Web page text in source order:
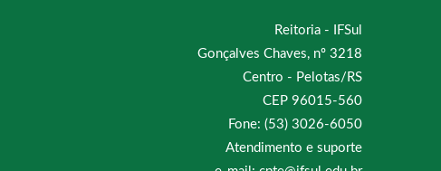
Reitoria - IFSul
Gonçalves Chaves, nº 3218
Centro - Pelotas/RS
CEP 96015-560
Fone: (53) 3026-6050
Atendimento e suporte